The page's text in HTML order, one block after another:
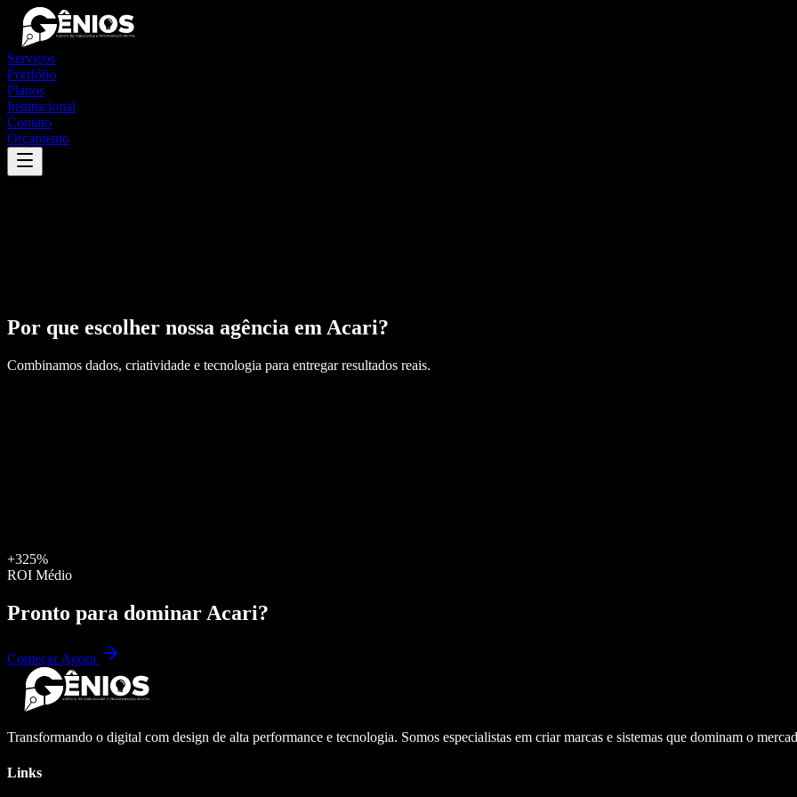
Serviços
Portfólio
Planos
Institucional
Contato
Orçamento
Por que escolher nossa agência em Acari?
Combinamos dados, criatividade e tecnologia para entregar resultados reais.
+325%
ROI Médio
Pronto para dominar Acari?
Começar Agora
Transformando o digital com design de alta performance e tecnologia. Somos especialistas em criar marcas e sistemas que dominam o
Links